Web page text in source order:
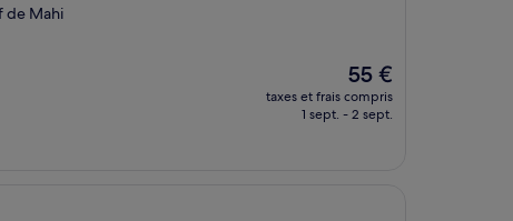
de Mahi
Le
nouveau
prix
55 €
taxes et frais compris
1 sept. - 2 sept.